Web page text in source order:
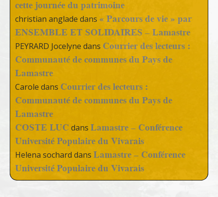
cette journée du patrimoine
christian anglade dans « Parcours de vie » par
ENSEMBLE ET SOLIDAIRES – Lamastre
PEYRARD Jocelyne dans Courrier des lecteurs :
Communauté de communes du Pays de
Lamastre
Carole dans Courrier des lecteurs :
Communauté de communes du Pays de
Lamastre
COSTE LUC dans Lamastre – Conférence
Université Populaire du Vivarais
Helena sochard dans Lamastre – Conférence
Université Populaire du Vivarais